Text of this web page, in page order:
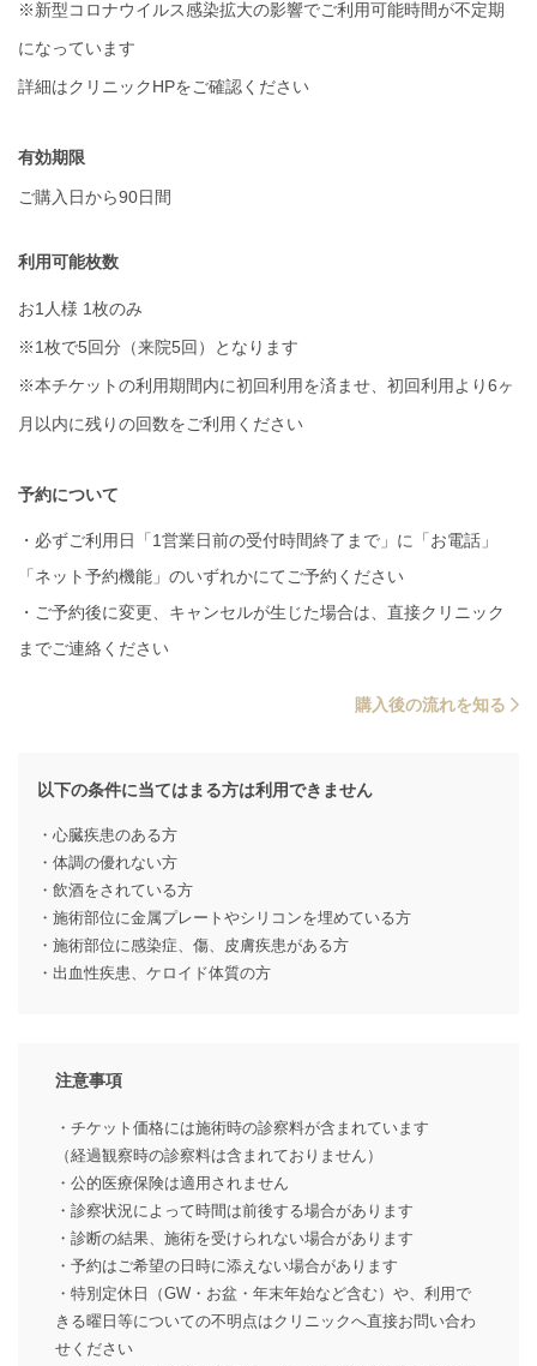
※新型コロナウイルス感染拡大の影響でご利用可能時間が不定期
になっています
詳細はクリニックHPをご確認ください
有効期限
ご購入日から90日間
利用可能枚数
お1人様 1枚のみ
※1枚で5回分（来院5回）となります
※本チケットの利用期間内に初回利用を済ませ、初回利用より6ヶ
月以内に残りの回数をご利用ください
予約について
・必ずご利用日「1営業日前の受付時間終了まで」に「お電話」
「ネット予約機能」のいずれかにてご予約ください
・ご予約後に変更、キャンセルが生じた場合は、直接クリニック
までご連絡ください
購入後の流れを知る
以下の条件に当てはまる方は利用できません
・心臓疾患のある方
・体調の優れない方
・飲酒をされている方
・施術部位に金属プレートやシリコンを埋めている方
・施術部位に感染症、傷、皮膚疾患がある方
・出血性疾患、ケロイド体質の方
注意事項
・チケット価格には施術時の診察料が含まれています
（経過観察時の診察料は含まれておりません）
・公的医療保険は適用されません
・診察状況によって時間は前後する場合があります
・診断の結果、施術を受けられない場合があります
・予約はご希望の日時に添えない場合があります
・特別定休日（GW・お盆・年末年始など含む）や、利用で
きる曜日等についての不明点はクリニックへ直接お問い合わ
せください